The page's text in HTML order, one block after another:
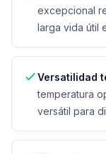
excepcional
larga vida útil
Versatilidad
temperatura
versátil para